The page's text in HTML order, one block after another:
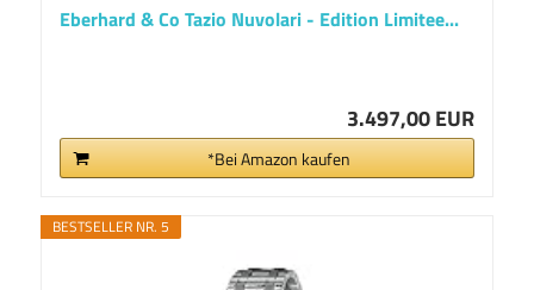
Eberhard & Co Tazio Nuvolari - Edition Limitee...
3.497,00 EUR
*Bei Amazon kaufen
BESTSELLER NR. 5